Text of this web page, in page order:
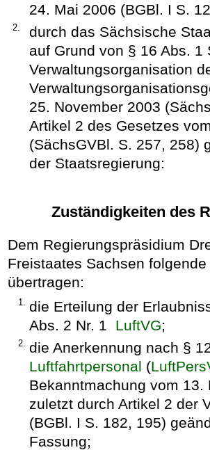
24. Mai 2006 (BGBl. I S.
2.
durch das Sächsische
auf Grund von § 16 Abs.
Verwaltungsorganisation
25. November 2003
Artikel 2 des Gesetzes
(SächsGVBl. S. 257, 258)
der Staatsregierung:
Zuständigkeiten des
Dem Regierungspräsidium
Freistaates Sachsen
übertragen:
1.
die Erteilung der
Abs. 2 Nr. 1 LuftVG;
2. die Anerkennung nach §
Luftfahrtpersonal (
Bekanntmachung vom
zuletzt durch Artikel 2 der
(BGBl. I S. 182, 195)
Fassung;